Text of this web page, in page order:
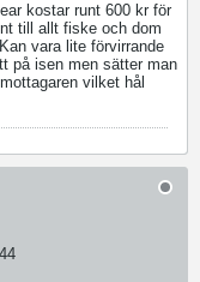
kostar runt 600 kr för
till allt fiske och dom
vara lite förvirrande
på isen men sätter man
vilket hål